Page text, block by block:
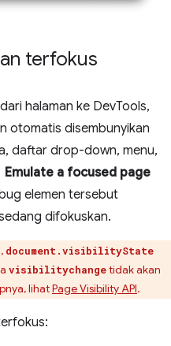
terfokus
halaman ke DevTools,
otomatis disembunyikan
daftar drop-down, menu,
Emulate a focused page
elemen tersebut
difokuskan.
document.visibilityState
visibilitychangetidak akan
lihatPage Visibility API.